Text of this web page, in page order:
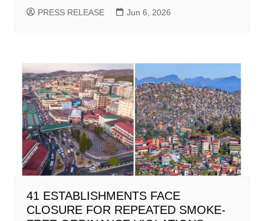
PRESS RELEASE Jun 6, 2026
41 ESTABLISHMENTS FACE
CLOSURE FOR REPEATED SMOKE-